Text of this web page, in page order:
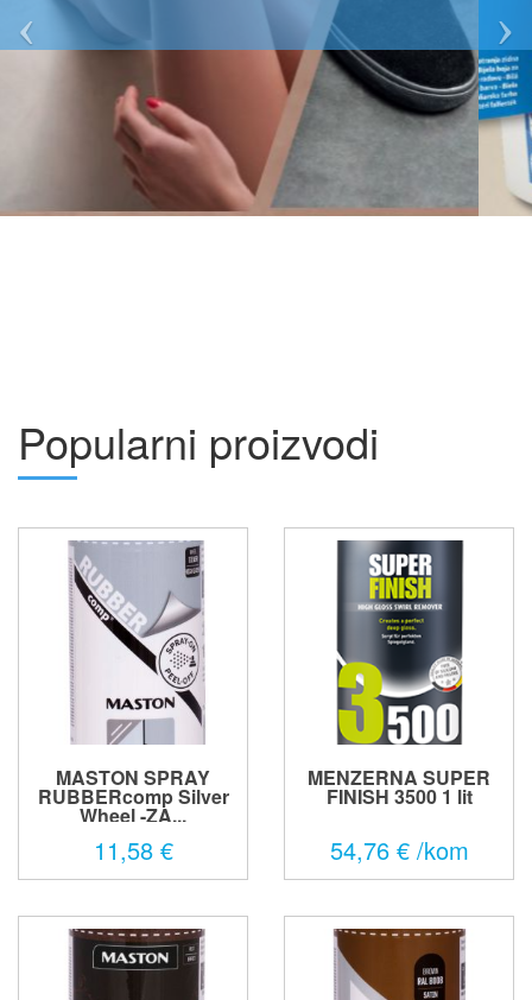
Popularni proizvodi
MASTON SPRAY
RUBBERcomp Silver
Wheel -ZA...
11,58 €
MENZERNA SUPER
FINISH 3500 1 lit
54,76 € /kom